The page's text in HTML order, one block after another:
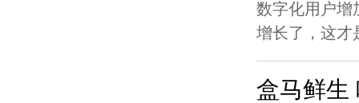
数字化用户增
增长了，这才
盒马鲜生